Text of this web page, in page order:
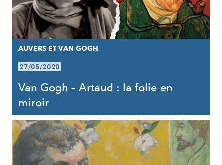
AUVERS ET VAN GOGH
27/05/2020
Van Gogh – Artaud : la folie en
miroir